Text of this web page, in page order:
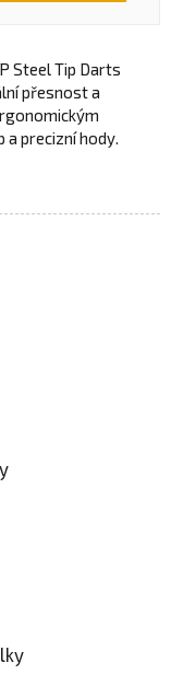
Steel Tip Darts
přesnost a
precizní hody.